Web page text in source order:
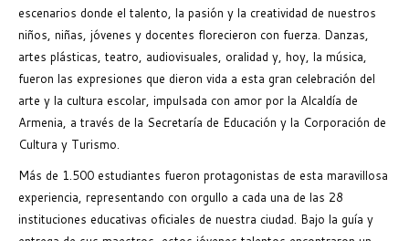
escenarios donde el talento, la pasión y la creatividad de nuestros
niños, niñas, jóvenes y docentes florecieron con fuerza. Danzas,
artes plásticas, teatro, audiovisuales, oralidad y, hoy, la música,
fueron las expresiones que dieron vida a esta gran celebración del
arte y la cultura escolar, impulsada con amor por la Alcaldía de
Armenia, a través de la Secretaría de Educación y la Corporación de
Cultura y Turismo.
Más de 1.500 estudiantes fueron protagonistas de esta maravillosa
experiencia, representando con orgullo a cada una de las 28
instituciones educativas oficiales de nuestra ciudad. Bajo la guía y